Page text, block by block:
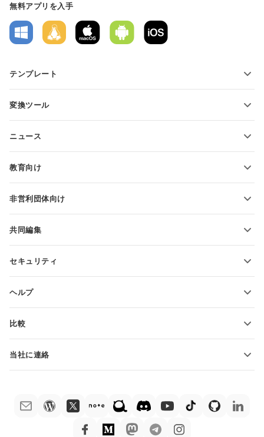
無料アプリを入手
テンプレート
テキスト文書テンプレート
変換ツール
スプレッドシートの変換
PDFの変換
ニュース
教育向け
教育関係者向け
非営利団体向け
無料アカウントをリクエスト
共同編集
翻訳者向け
セキュリティ
ヘルプ
ヘルプ・センター
デモ注文
比較
ONLYOFFICE Docs vs Google Docs
ONLYOFFICE Docs vs WPS
ONLYOFFICE Docs vs Adobe Acrobat
当社に連絡
プレスリリースに関する質問press@onlyoffice.com
折返し電話をリクエスト